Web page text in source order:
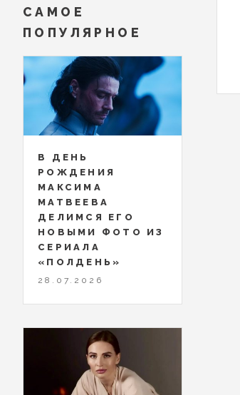
САМОЕ
ПОПУЛЯРНОЕ
В ДЕНЬ
РОЖДЕНИЯ
МАКСИМА
МАТВЕЕВА
ДЕЛИМСЯ ЕГО
НОВЫМИ ФОТО ИЗ
СЕРИАЛА
«ПОЛДЕНЬ»
28.07.2026